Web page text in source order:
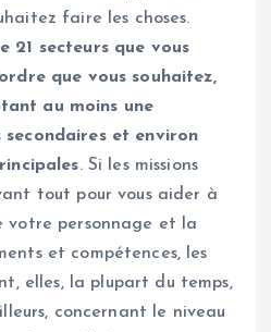
faire les choses.
21 secteurs que vous
que vous souhaitez,
au moins une
secondaires et environ
. Si les missions
tout pour vous aider à
votre personnage et la
et compétences, les
elles, la plupart du temps,
concernant le niveau